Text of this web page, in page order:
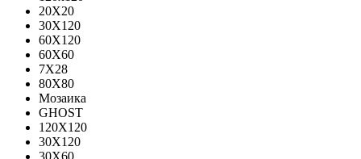
20X20
30X120
60X120
60X60
7X28
80X80
Мозаика
GHOST
120X120
30X120
30X60